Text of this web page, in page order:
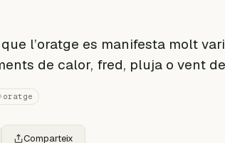
l’oratge es manifesta molt
de calor, fred, pluja o vent
oratge
Comparteix